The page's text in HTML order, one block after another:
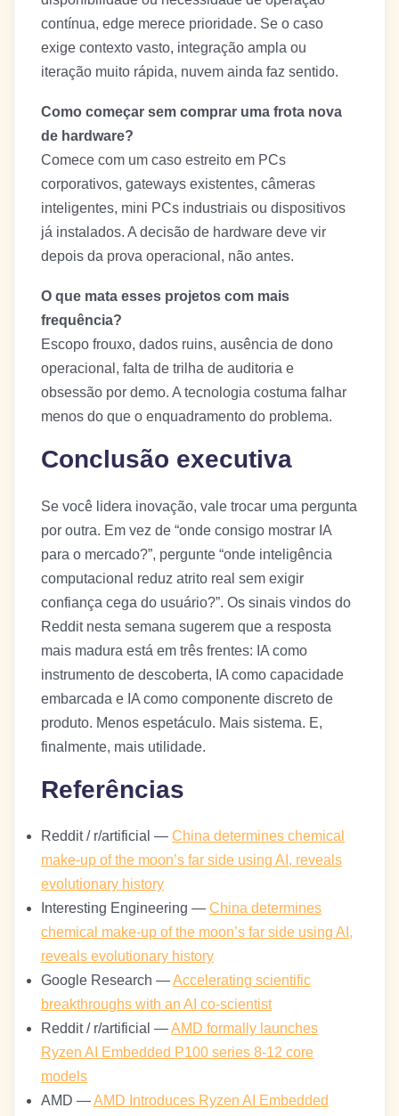
contínua, edge merece prioridade. Se o caso
exige contexto vasto, integração ampla ou
iteração muito rápida, nuvem ainda faz sentido.
Como começar sem comprar uma frota nova
de hardware?
Comece com um caso estreito em PCs
corporativos, gateways existentes, câmeras
inteligentes, mini PCs industriais ou dispositivos
já instalados. A decisão de hardware deve vir
depois da prova operacional, não antes.
O que mata esses projetos com mais
frequência?
Escopo frouxo, dados ruins, ausência de dono
operacional, falta de trilha de auditoria e
obsessão por demo. A tecnologia costuma falhar
menos do que o enquadramento do problema.
Conclusão executiva
Se você lidera inovação, vale trocar uma pergunta
por outra. Em vez de “onde consigo mostrar IA
para o mercado?”, pergunte “onde inteligência
computacional reduz atrito real sem exigir
confiança cega do usuário?”. Os sinais vindos do
Reddit nesta semana sugerem que a resposta
mais madura está em três frentes: IA como
instrumento de descoberta, IA como capacidade
embarcada e IA como componente discreto de
produto. Menos espetáculo. Mais sistema. E,
finalmente, mais utilidade.
Referências
Reddit / r/artificial — China determines chemical
make-up of the moon’s far side using AI, reveals
evolutionary history
Interesting Engineering — China determines
chemical make-up of the moon’s far side using AI,
reveals evolutionary history
Google Research —Accelerating scientific
breakthroughs with an AI co-scientist
Reddit / r/artificial —AMD formally launches
Ryzen AI Embedded P100 series 8-12 core
models
AMD —AMD Introduces Ryzen AI Embedded